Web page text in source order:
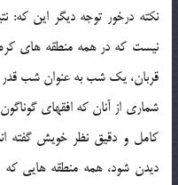
نكته درخور توجه ديگر اين كه:
نيست كه در همه منطقه هاي
قربان، يك شب به عنوان شب قدر
شماري از آنان كه افقهاي
كامل و دقيق نظر خويش گفته
ديدن شود، همه منطقه هايي كه